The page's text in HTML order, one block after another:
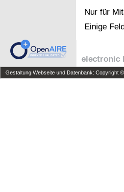
Nur für
Einige
electronic
Gestaltung Webseite und Datenbank: Copyright